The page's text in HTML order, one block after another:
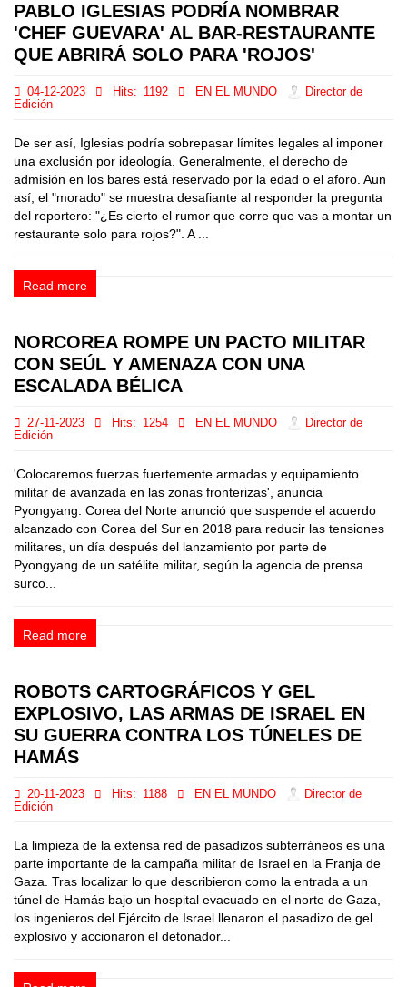
PABLO IGLESIAS PODRÍA NOMBRAR
'CHEF GUEVARA' AL BAR-RESTAURANTE
QUE ABRIRÁ SOLO PARA 'ROJOS'
04-12-2023 Hits: 1192 EN EL MUNDO
Director de
Edición
De ser así, Iglesias podría sobrepasar límites legales al imponer
una exclusión por ideología. Generalmente, el derecho de
admisión en los bares está reservado por la edad o el aforo. Aun
así, el "morado" se muestra desafiante al responder la pregunta
del reportero: "¿Es cierto el rumor que corre que vas a montar un
restaurante solo para rojos?". A ...
Read more
NORCOREA ROMPE UN PACTO MILITAR
CON SEÚL Y AMENAZA CON UNA
ESCALADA BÉLICA
27-11-2023 Hits: 1254 EN EL MUNDO
Director de
Edición
'Colocaremos fuerzas fuertemente armadas y equipamiento
militar de avanzada en las zonas fronterizas', anuncia
Pyongyang. Corea del Norte anunció que suspende el acuerdo
alcanzado con Corea del Sur en 2018 para reducir las tensiones
militares, un día después del lanzamiento por parte de
Pyongyang de un satélite militar, según la agencia de prensa
surco...
Read more
ROBOTS CARTOGRÁFICOS Y GEL
EXPLOSIVO, LAS ARMAS DE ISRAEL EN
SU GUERRA CONTRA LOS TÚNELES DE
HAMÁS
20-11-2023 Hits: 1188 EN EL MUNDO
Director de
Edición
La limpieza de la extensa red de pasadizos subterráneos es una
parte importante de la campaña militar de Israel en la Franja de
Gaza. Tras localizar lo que describieron como la entrada a un
túnel de Hamás bajo un hospital evacuado en el norte de Gaza,
los ingenieros del Ejército de Israel llenaron el pasadizo de gel
explosivo y accionaron el detonador...